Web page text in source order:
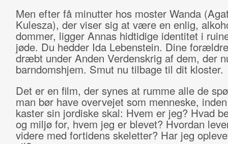
Men efter få minutter hos moster Wanda
Kulesza), der viser sig at være en enlig,
dommer, ligger Annas hidtidige identitet i
jøde. Du hedder Ida Lebenstein. Dine
dræbt under Anden Verdenskrig af dem, der
barndomshjem. Smut nu tilbage til dit kloster.
Det er en film, der synes at rumme alle de
man bør have overvejet som menneske,
kaster sin jordiske skal: Hvem er jeg? Hvad
og miljø for, hvem jeg er blevet? Hvordan
videre med fortidens skeletter? Har jeg